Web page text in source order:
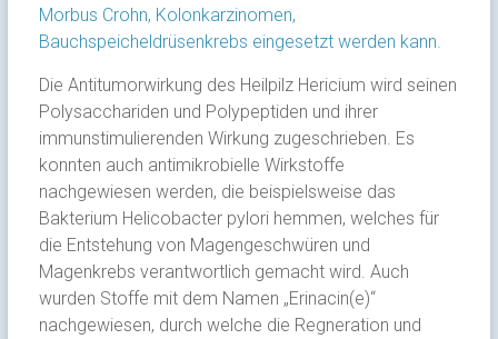
Morbus Crohn, Kolonkarzinomen,
Bauchspeicheldrüsenkrebs eingesetzt werden kann.
Die Antitumorwirkung des Heilpilz Hericium wird seinen
Polysacchariden und Polypeptiden und ihrer
immunstimulierenden Wirkung zugeschrieben. Es
konnten auch antimikrobielle Wirkstoffe
nachgewiesen werden, die beispielsweise das
Bakterium Helicobacter pylori hemmen, welches für
die Entstehung von Magengeschwüren und
Magenkrebs verantwortlich gemacht wird. Auch
wurden Stoffe mit dem Namen „Erinacin(e)“
nachgewiesen, durch welche die Regneration und